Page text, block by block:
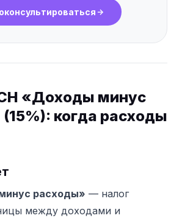
«Доходы минус
когда расходы
расходы» — налог
между доходами и